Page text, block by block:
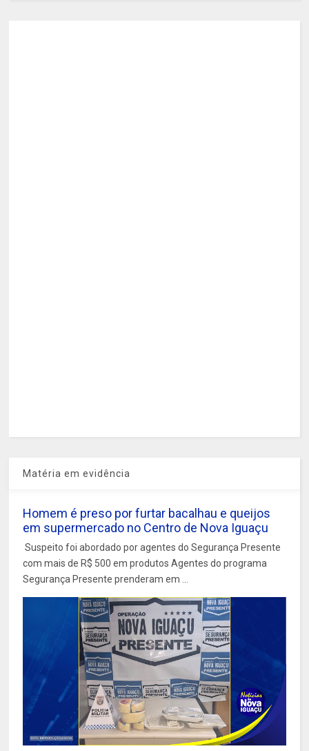
Matéria em evidência
Homem é preso por furtar bacalhau e queijos
em supermercado no Centro de Nova Iguaçu
Suspeito foi abordado por agentes do Segurança Presente
com mais de R$ 500 em produtos Agentes do programa
Segurança Presente prenderam em ...